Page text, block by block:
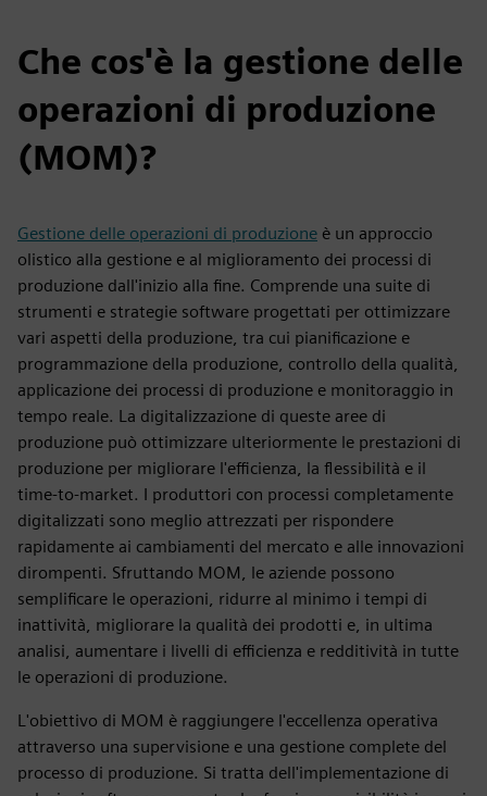
Che cos'è la gestione delle
operazioni di produzione
(MOM)?
Gestione delle operazioni di produzione è un approccio
olistico alla gestione e al miglioramento dei processi di
produzione dall'inizio alla fine. Comprende una suite di
strumenti e strategie software progettati per ottimizzare
vari aspetti della produzione, tra cui pianificazione e
programmazione della produzione, controllo della qualità,
applicazione dei processi di produzione e monitoraggio in
tempo reale. La digitalizzazione di queste aree di
produzione può ottimizzare ulteriormente le prestazioni di
produzione per migliorare l'efficienza, la flessibilità e il
time-to-market. I produttori con processi completamente
digitalizzati sono meglio attrezzati per rispondere
rapidamente ai cambiamenti del mercato e alle innovazioni
dirompenti. Sfruttando MOM, le aziende possono
semplificare le operazioni, ridurre al minimo i tempi di
inattività, migliorare la qualità dei prodotti e, in ultima
analisi, aumentare i livelli di efficienza e redditività in tutte
le operazioni di produzione.
L'obiettivo di MOM è raggiungere l'eccellenza operativa
attraverso una supervisione e una gestione complete del
processo di produzione. Si tratta dell'implementazione di